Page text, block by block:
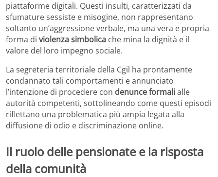
piattaforme digitali. Questi insulti, caratterizzati da
sfumature sessiste e misogine, non rappresentano
soltanto un’aggressione verbale, ma una vera e propria
forma di violenza simbolica che mina la dignità e il
valore del loro impegno sociale.
La segreteria territoriale della Cgil ha prontamente
condannato tali comportamenti e annunciato
l’intenzione di procedere con denunce formalialle
autorità competenti, sottolineando come questi episodi
riflettano una problematica più ampia legata alla
diffusione di odio e discriminazione online.
Il ruolo delle pensionate e la risposta
della comunità